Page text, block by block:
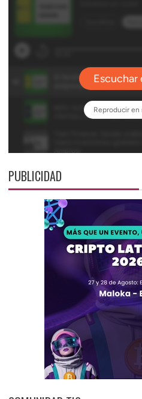
PUBLICIDAD